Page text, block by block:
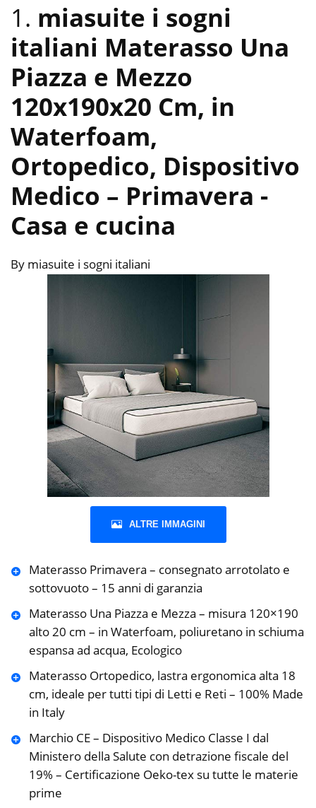
1. miasuite i sogni
italiani Materasso Una
Piazza e Mezzo
120x190x20 Cm, in
Waterfoam,
Ortopedico, Dispositivo
Medico – Primavera -
Casa e cucina
By miasuite i sogni italiani
ALTRE IMMAGINI
Materasso Primavera – consegnato arrotolato e
sottovuoto – 15 anni di garanzia
Materasso Una Piazza e Mezza – misura 120×190
alto 20 cm – in Waterfoam, poliuretano in schiuma
espansa ad acqua, Ecologico
Materasso Ortopedico, lastra ergonomica alta 18
cm, ideale per tutti tipi di Letti e Reti – 100% Made
in Italy
Marchio CE – Dispositivo Medico Classe I dal
Ministero della Salute con detrazione fiscale del
19% – Certificazione Oeko-tex su tutte le materie
prime